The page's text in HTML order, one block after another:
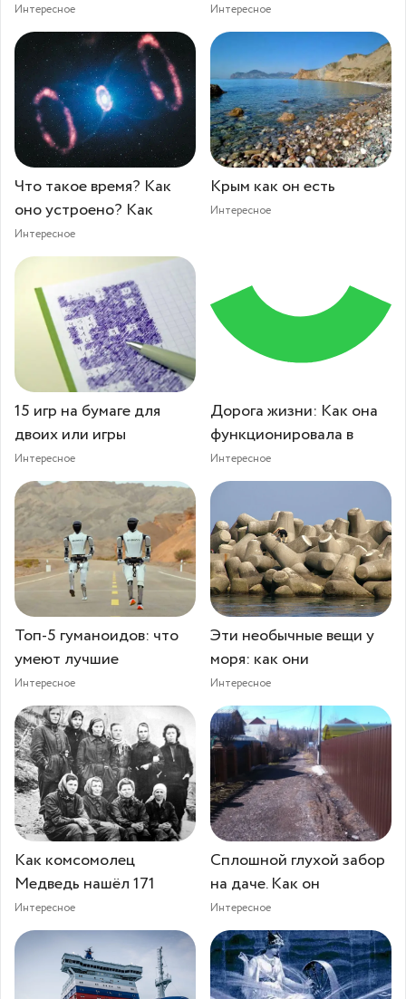
Интересное Интересное
Что такое время? Как
оно устроено? Как
Интересное
Крым как он есть
Интересное
15 игр на бумаге для
двоих или игры
Интересное
Дорога жизни: Как она
функционировала в
Интересное
Топ-5 гуманоидов: что
умеют лучшие
Интересное
Эти необычные вещи у
моря: как они
Интересное
Как комсомолец
Медведь нашёл 171
Интересное
Сплошной глухой забор
на даче. Как он
Интересное